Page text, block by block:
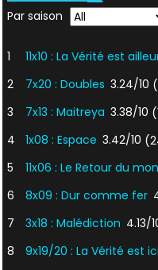
Par saison
1 11x10 : La Vérité est
2
7x20 : Doubles 3.24/10
3
7x13 : Maitreya 3.38/10
4
1x08 : Espace 3.42/10
5
11x06 : Le Retour du
6
8x09 : Dur comme fer
7
3x18 : Malédiction 4.13/
8
9x19/20 : La Vérité est ici